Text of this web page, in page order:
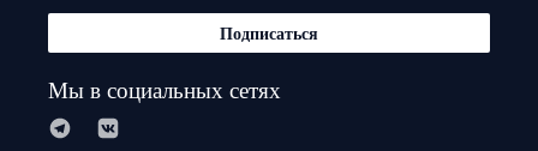
Подписаться
Мы в социальных сетях